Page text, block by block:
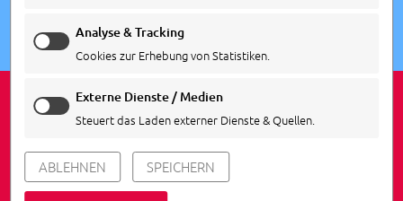
IMPRESSUM DATENSCHUTZ
COOKIE EINSTELLUNGEN
© 2026Agentur Siedepunkt
Analyse & Tracking
Cookies zur Erhebung von Statistiken.
Externe Dienste / Medien
Steuert das Laden externer Dienste & Quellen.
ABLEHNEN SPEICHERN